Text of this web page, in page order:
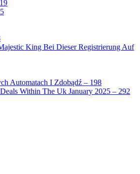
King Bei Dieser Registrierung Auf
Automatach I Zdobądź – 198
Within The Uk January 2025 – 292